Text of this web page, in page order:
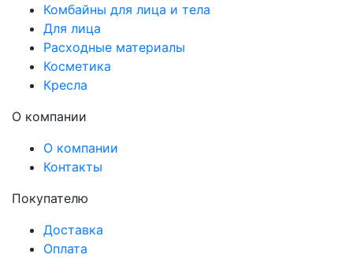
Комбайны для лица и тела
Для лица
Расходные материалы
Косметика
Кресла
О компании
О компании
Контакты
Покупателю
Доставка
Оплата